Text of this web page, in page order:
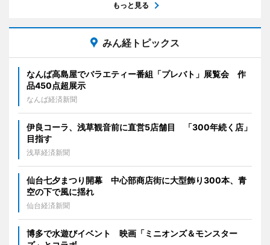
もっと見る
みん経トピックス
なんば高島屋でバラエティー番組「プレバト」展覧会 作
品450点超展示
なんば経済新聞
伊良コーラ、浅草観音前に直営5店舗目 「300年続く店」
目指す
浅草経済新聞
仙台七夕まつり開幕 中心部商店街に大型飾り300本、青
空の下で風に揺れ
仙台経済新聞
博多で水遊びイベント 映画「ミニオンズ＆モンスター